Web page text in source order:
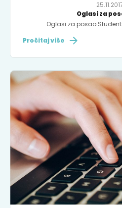
Oglasi za
Oglasi za posao
Pročitaj više